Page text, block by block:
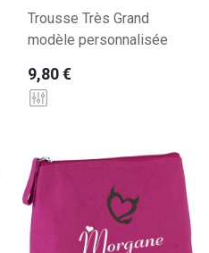
Trousse Très Grand
modèle personnalisée
9,80 €